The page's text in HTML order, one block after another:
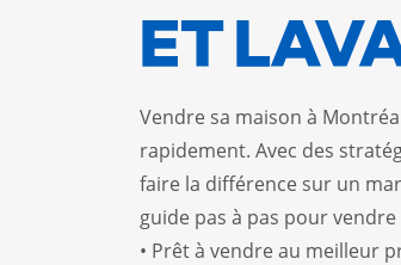
ET
Vendre sa maison à
rapidement. Avec des
faire la différence sur un
guide pas à pas pour
• Prêt à vendre au meilleur